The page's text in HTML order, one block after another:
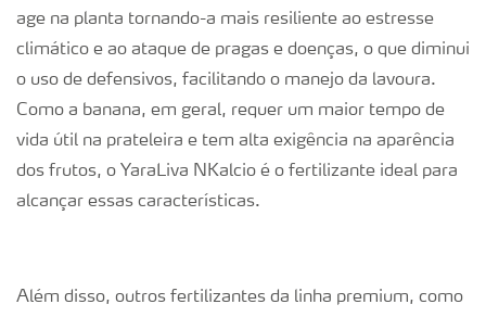
age na planta tornando-a mais resiliente ao estresse
climático e ao ataque de pragas e doenças, o que diminui
o uso de defensivos, facilitando o manejo da lavoura.
Como a banana, em geral, requer um maior tempo de
vida útil na prateleira e tem alta exigência na aparência
dos frutos, o YaraLiva NKalcio é o fertilizante ideal para
alcançar essas características.
Além disso, outros fertilizantes da linha premium, como